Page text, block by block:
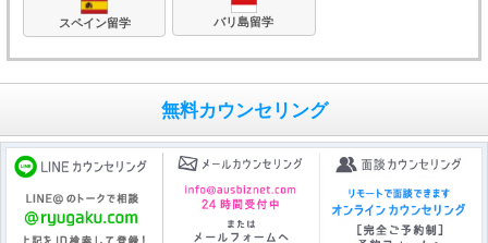
スペイン留学 バリ島留学
無料カウンセリング